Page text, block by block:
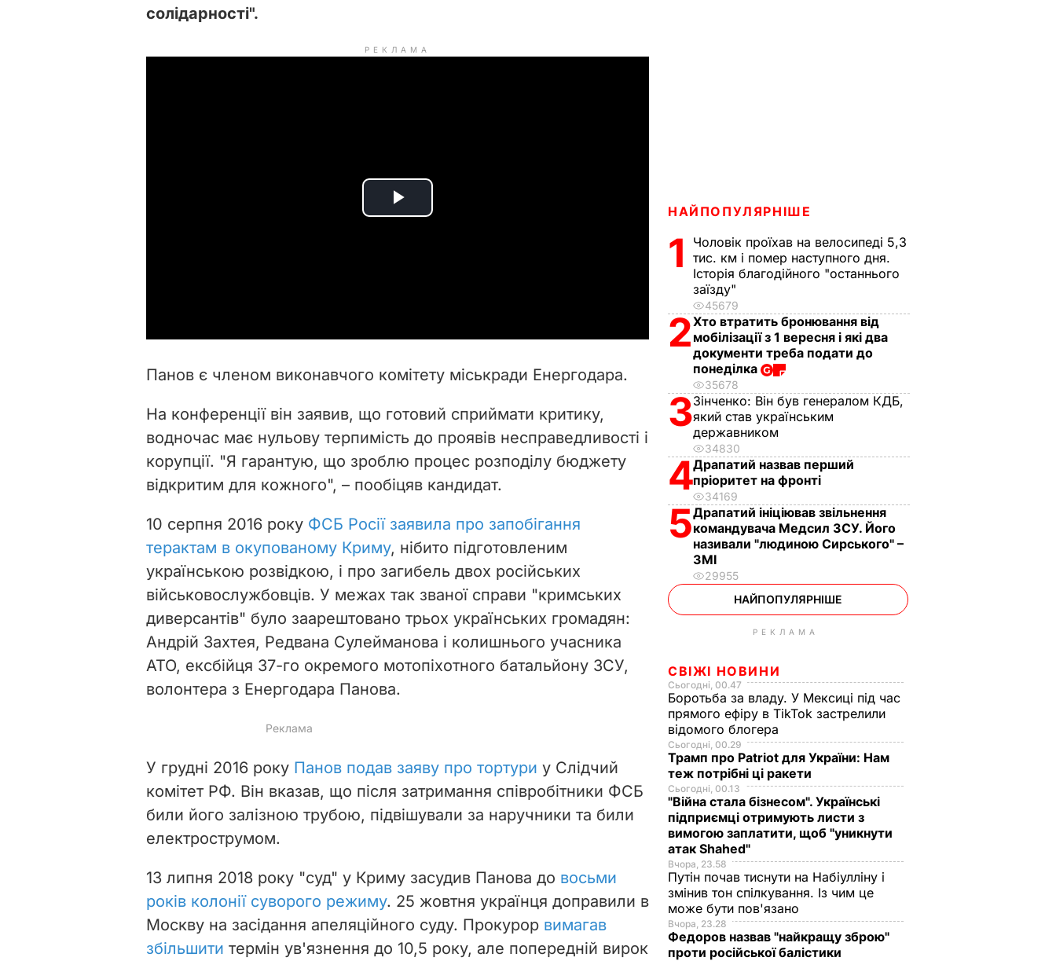
солідарності".
РЕКЛАМА
P
d
e
o
Панов є членом виконавчого комітету міськради Енергодара.
На конференції він заявив, що готовий сприймати критику,
водночас має нульову терпимість до проявів несправедливості і
корупції. "Я гарантую, що зроблю процес розподілу бюджету
відкритим для кожного", – пообіцяв кандидат.
10 серпня 2016 року ФСБ Росії заявила про запобігання
терактам в окупованому Криму, нібито підготовленим
українською розвідкою, і про загибель двох російських
військовослужбовців. У межах так званої справи "кримських
диверсантів" було заарештовано трьох українських громадян:
Андрій Захтея, Редвана Сулейманова і колишнього учасника
АТО, ексбійця 37-го окремого мотопіхотного батальйону ЗСУ,
волонтера з Енергодара Панова.
У грудні 2016 року Панов подав заяву про тортури у Слідчий
комітет РФ. Він вказав, що після затримання співробітники ФСБ
били його залізною трубою, підвішували за наручники та били
електрострумом.
13 липня 2018 року "суд" у Криму засудив Панова до восьми
років колонії суворого режиму. 25 жовтня українця доправили в
Москву на засідання апеляційного суду. Прокурор вимагав
збільшити термін ув'язнення до 10,5 року, але попередній вирок
НАЙПОПУЛЯРНІШЕ
1
Чоловік проїхав на велосипеді 5,3
тис. км і помер наступного дня.
Історія благодійного "останнього
заїзду"
45679
2Хто втратить бронювання від
мобілізації з 1 вересня і які два
документи треба подати до
понеділка
35678
3Зінченко: Він був генералом КДБ,
який став українським
державником
34830
4Драпатий назвав перший
пріоритет на фронті
34169
5Драпатий ініціював звільнення
командувача Медсил ЗСУ. Його
називали "людиною Сирського" –
ЗМІ
29955
НАЙПОПУЛЯРНІШЕ
РЕКЛАМА
СВІЖІ НОВИНИ
Сьогодні, 00.47
Боротьба за владу. У Мексиці під час
прямого ефіру в TikTok застрелили
відомого блогера
Сьогодні, 00.29
Трамп про Patriot для України: Нам
теж потрібні ці ракети
Сьогодні, 00.13
"Війна стала бізнесом". Українські
підприємці отримують листи з
вимогою заплатити, щоб "уникнути
атак Shahed"
Вчора, 23.58
Путін почав тиснути на Набіулліну і
змінив тон спілкування. Із чим це
може бути пов'язано
Вчора, 23.28
Федоров назвав "найкращу зброю"
проти російської балістики